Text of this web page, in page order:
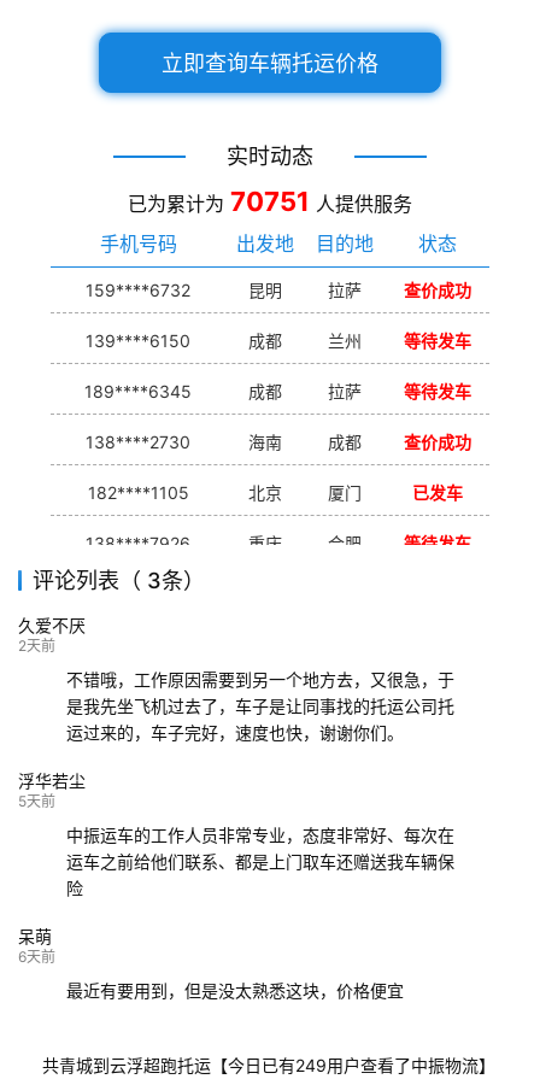
立即查询车辆托运价格
实时动态
已为累计为 70751 人提供服务
手机号码
出发地 目的地 状态
159****6732 昆明 拉萨 查价成功
139****6150 成都 兰州 等待发车
189****6345 成都 拉萨 等待发车
138****2730 海南 成都 查价成功
182****1105 北京 厦门 已发车
138****7926 重庆 合肥 等待发车
139****9233
评论列表（ 3条）
久爱不厌
2天前
不错哦，工作原因需要到另一个地方去，又很急，于
是我先坐飞机过去了，车子是让同事找的托运公司托
运过来的，车子完好，速度也快，谢谢你们。
浮华若尘
5天前
中振运车的工作人员非常专业，态度非常好、每次在
运车之前给他们联系、都是上门取车还赠送我车辆保
险
呆萌
6天前
最近有要用到，但是没太熟悉这块，价格便宜
共青城到云浮超跑托运【今日已有249用户查看了中振物流】